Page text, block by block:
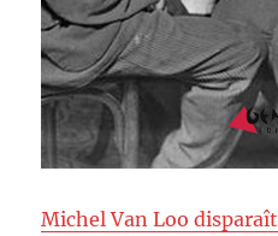
Michel Van Loo disparaît